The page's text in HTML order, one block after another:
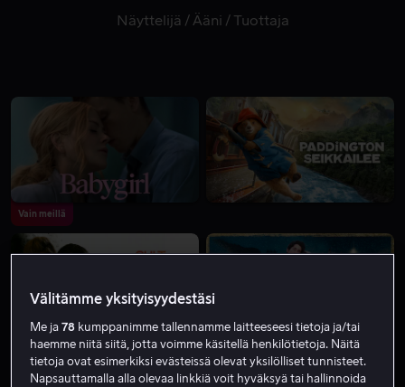
Näyttelijä Ääni Tuottaja
Vain meillä
Alk. 3,99 €
Välitämme yksityisyydestäsi
Me ja78 kumppanimme tallennamme laitteeseesi tietoja ja/tai
haemme niitä siitä, jotta voimme käsitellä henkilötietoja. Näitä
tietoja ovat esimerkiksi evästeissä olevat yksilölliset tunnisteet.
Napsauttamalla alla olevaa linkkiä voit hyväksyä tai hallinnoida